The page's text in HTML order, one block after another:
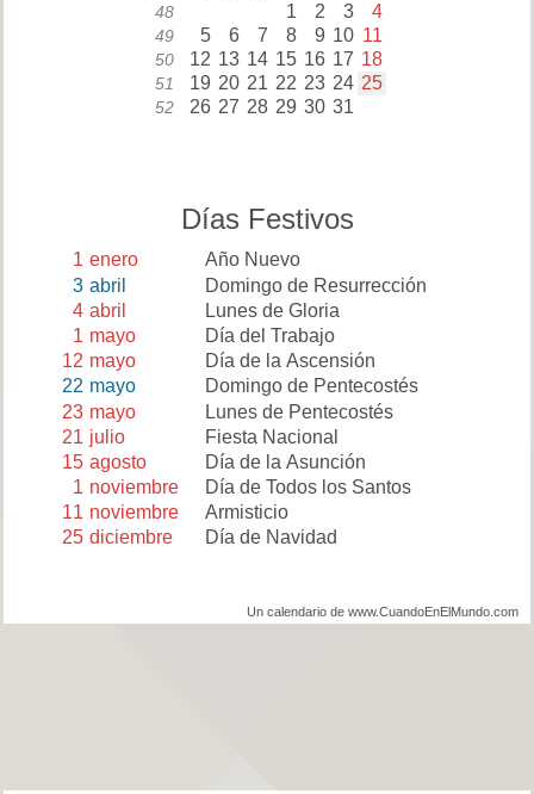
48 1 2 3 4
49 5 6 7 8 9 10 11
50 12 13 14 15 16 17 18
51 19 20 21 22 23 24 25
52 26 27 28 29 30 31
Días Festivos
1 enero
Año Nuevo
3 abril
Domingo de Resurrección
4 abril
Lunes de Gloria
1 mayo
Día del Trabajo
12 mayo
Día de la Ascensión
22 mayo
Domingo de Pentecostés
23 mayo
Lunes de Pentecostés
21 julio
Fiesta Nacional
15 agosto
Día de la Asunción
1 noviembre
Día de Todos los Santos
11 noviembre
Armisticio
25 diciembre Día de Navidad
Un calendario de www.CuandoEnElMundo.com